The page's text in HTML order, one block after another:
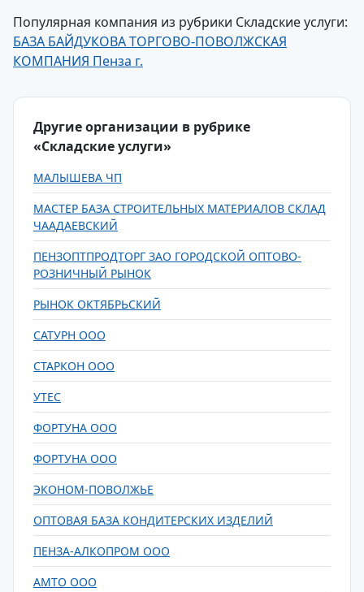
Популярная компания из рубрики Складские услуги:
БАЗА БАЙДУКОВА ТОРГОВО-ПОВОЛЖСКАЯ
КОМПАНИЯ Пенза г.
Другие организации в рубрике
«Складские услуги»
МАЛЫШЕВА ЧП
МАСТЕР БАЗА СТРОИТЕЛЬНЫХ МАТЕРИАЛОВ СКЛАД
ЧААДАЕВСКИЙ
ПЕНЗОПТПРОДТОРГ ЗАО ГОРОДСКОЙ ОПТОВО-
РОЗНИЧНЫЙ РЫНОК
РЫНОК ОКТЯБРЬСКИЙ
САТУРН ООО
СТАРКОН ООО
УТЕС
ФОРТУНА ООО
ФОРТУНА ООО
ЭКОНОМ-ПОВОЛЖЬЕ
ОПТОВАЯ БАЗА КОНДИТЕРСКИХ ИЗДЕЛИЙ
ПЕНЗА-АЛКОПРОМ ООО
АМТО ООО